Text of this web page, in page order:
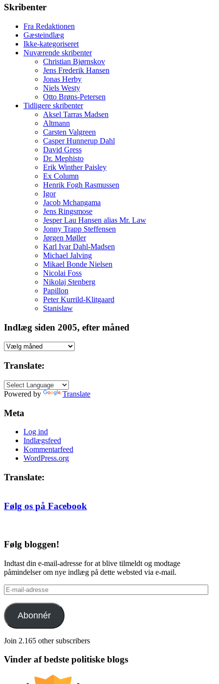
Skribenter
Fra Redaktionen
Gæsteindlæg
Ikke-kategoriseret
Nuværende skribenter
Christian Bjørnskov
Jens Frederik Hansen
Jonas Herby
Niels Westy
Otto Brøns-Petersen
Tidligere skribenter
Aksel Tarras Madsen
Altmann
Carsten Valgreen
Casper Hunnerup Dahl
David Gress
Dr. Mephisto
Erik Winther Paisley
Ex Column
Henrik Fogh Rasmussen
Igor
Jacob Mchangama
Jens Ringsmose
Jesper Lau Hansen alias Mr. Law
Jonny Trapp Steffensen
Jørgen Møller
Karl Ivar Dahl-Madsen
Michael Jalving
Mikael Bonde Nielsen
Nicolai Foss
Nikolaj Stenberg
Papillon
Peter Kurrild-Klitgaard
Stanislaw
Indlæg siden 2005, efter måned
Indlæg
2005,
måned
Translate:
Powered by Translate
Meta
Log ind
Indlægsfeed
Kommentarfeed
WordPress.org
Translate:
Følg os på Facebook
Følg bloggen!
Indtast din e-mail-adresse for at blive tilmeldt og modtage
påmindelser om nye indlæg på dette websted via e-mail.
E-
mail-
adresse
Abonnér
Join 2.165 other subscribers
Vinder af bedste politiske blogs